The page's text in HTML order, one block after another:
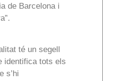
de Barcelona i
té un segell
identifica tots els
s’hi